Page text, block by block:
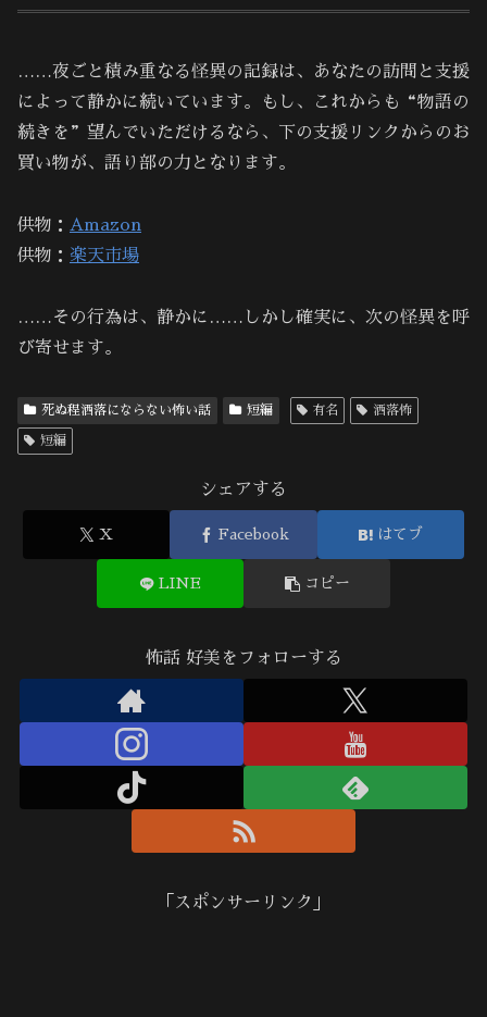
……夜ごと積み重なる怪異の記録は、あなたの訪問と支援
によって静かに続いています。もし、これからも“物語の
続きを”望んでいただけるなら、下の支援リンクからのお
買い物が、語り部の力となります。
供物： Amazon
供物： 楽天市場
……その行為は、静かに……しかし確実に、次の怪異を呼
び寄せます。
死ぬ程洒落にならない怖い話 短編 有名 洒落怖
短編
シェアする
X Facebook はてブ
LINE コピー
怖話 好美をフォローする
「スポンサーリンク」